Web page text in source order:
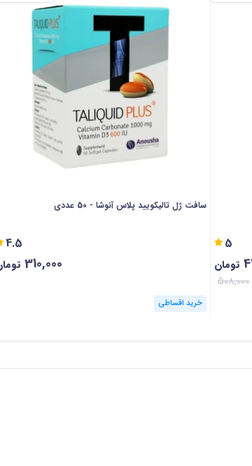
5
تومان
508,000
سافت ژل تالیکویید پلاس آنوشا - 50 عددی
4.5
310,000
خرید اقساطی